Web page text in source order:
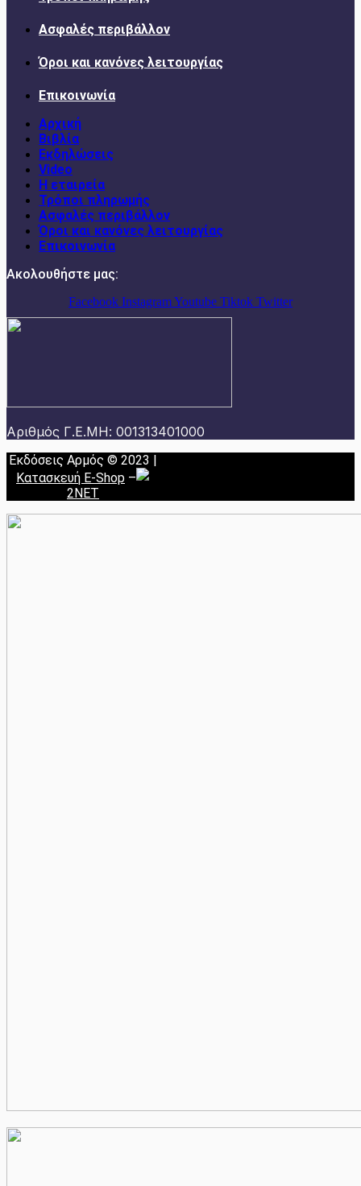
Ασφαλές περιβάλλον
Όροι και κανόνες λειτουργίας
Επικοινωνία
Αρχική
Βιβλία
Εκδηλώσεις
Video
Η εταιρεία
Τρόποι πληρωμής
Ασφαλές περιβάλλον
Όροι και κανόνες λειτουργίας
Επικοινωνία
Ακολουθήστε μας:
Facebook InstagramYoutube Tiktok Twitter
Αριθμός Γ.Ε.ΜΗ: 001313401000
Εκδόσεις Αρμός © 2023 |
Κατασκευή E-Shop –
2NET